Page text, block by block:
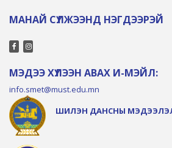
МАНАЙ СҮЛЖЭЭНД НЭГДЭЭРЭЙ
МЭДЭЭ ХҮЛЭЭН АВАХ И-МЭЙЛ:
info.smet@must.edu.mn
ШИЛЭН ДАНСНЫ